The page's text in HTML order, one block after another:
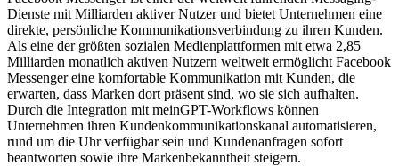
Dienste mit Milliarden aktiver Nutzer und bietet Unternehmen eine
direkte, persönliche Kommunikationsverbindung zu ihren Kunden.
Als eine der größten sozialen Medienplattformen mit etwa 2,85
Milliarden monatlich aktiven Nutzern weltweit ermöglicht Facebook
Messenger eine komfortable Kommunikation mit Kunden, die
erwarten, dass Marken dort präsent sind, wo sie sich aufhalten.
Durch die Integration mit meinGPT-Workflows können
Unternehmen ihren Kundenkommunikationskanal automatisieren,
rund um die Uhr verfügbar sein und Kundenanfragen sofort
beantworten sowie ihre Markenbekanntheit steigern.